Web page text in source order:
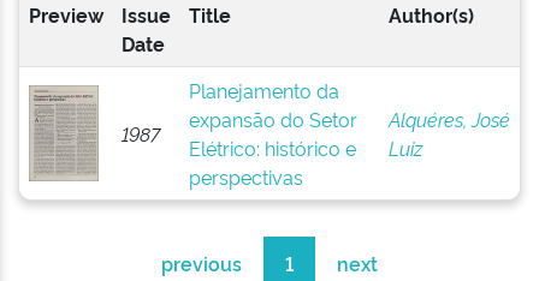
Preview
Issue
Date
Title Author(s)
1987
Planejamento da
expansão do Setor
Elétrico: histórico e
perspectivas
Alquéres, José
Luiz
previous 1 next